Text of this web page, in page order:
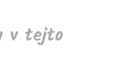
v tejto